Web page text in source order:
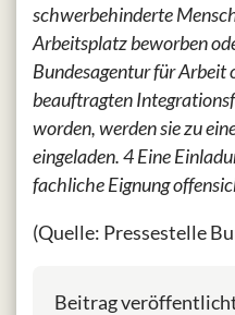
schwerbehinderte
Arbeitsplatz beworben
Bundesagentur für Arbeit
beauftragten
worden, werden sie zu
eingeladen. 4 Eine
fachliche Eignung
(Quelle: Pressestelle
Beitrag